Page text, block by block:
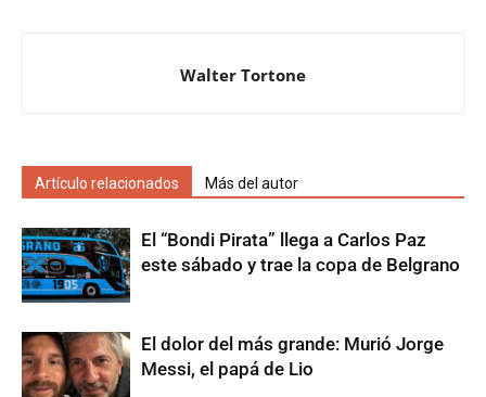
Walter Tortone
Artículo relacionados Más del autor
El “Bondi Pirata” llega a Carlos Paz
este sábado y trae la copa de Belgrano
El dolor del más grande: Murió Jorge
Messi, el papá de Lio